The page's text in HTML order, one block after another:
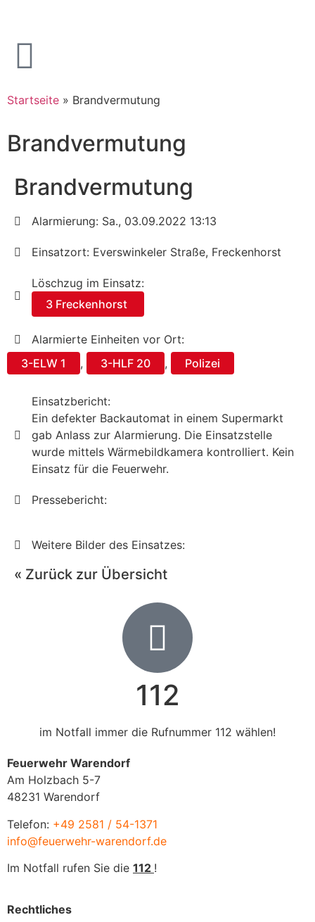
Startseite » Brandvermutung
Brandvermutung
Brandvermutung
Alarmierung: Sa., 03.09.2022 13:13
Einsatzort: Everswinkeler Straße, Freckenhorst
Löschzug im Einsatz:
3 Freckenhorst
Alarmierte Einheiten vor Ort:
3-ELW 1
, 3-HLF 20 , Polizei
Einsatzbericht:
Ein defekter Backautomat in einem Supermarkt
gab Anlass zur Alarmierung. Die Einsatzstelle
wurde mittels Wärmebildkamera kontrolliert. Kein
Einsatz für die Feuerwehr.
Pressebericht:
Weitere Bilder des Einsatzes:
« Zurück zur Übersicht
112
im Notfall immer die Rufnummer 112 wählen!
Feuerwehr Warendorf
Am Holzbach 5-7
48231 Warendorf
Telefon: +49 2581 / 54-1371
info@feuerwehr-warendorf.de
Im Notfall rufen Sie die 112 !
Rechtliches